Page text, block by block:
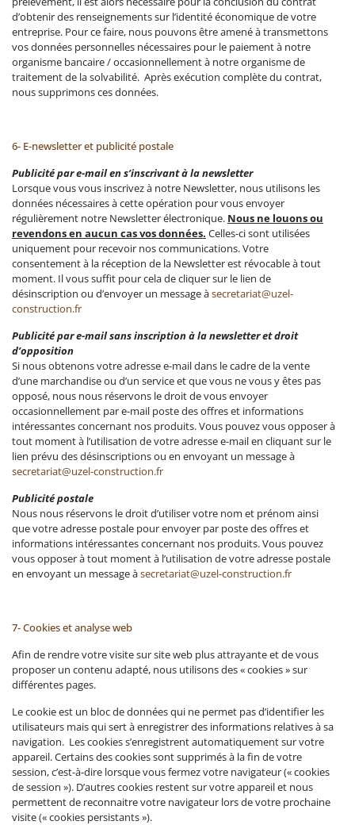
d’obtenir des renseignements sur l’identité économique de votre
entreprise. Pour ce faire, nous pouvons être amené à transmettons
vos données personnelles nécessaires pour le paiement à notre
organisme bancaire / occasionnellement à notre organisme de
traitement de la solvabilité. Après exécution complète du contrat,
nous supprimons ces données.
6- E-newsletter et publicité postale
Publicité par e-mail en s’inscrivant à la newsletter
Lorsque vous vous inscrivez à notre Newsletter, nous utilisons les
données nécessaires à cette opération pour vous envoyer
régulièrement notre Newsletter électronique. Nous ne louons ou
revendons en aucun cas vos données. Celles-ci sont utilisées
uniquement pour recevoir nos communications. Votre
consentement à la réception de la Newsletter est révocable à tout
moment. Il vous suffit pour cela de cliquer sur le lien de
désinscription ou d’envoyer un message àsecretariat@uzel-
construction.fr
Publicité par e-mail sans inscription à la newsletter et droit
d’opposition
Si nous obtenons votre adresse e-mail dans le cadre de la vente
d’une marchandise ou d’un service et que vous ne vous y êtes pas
opposé, nous nous réservons le droit de vous envoyer
occasionnellement par e-mail poste des offres et informations
intéressantes concernant nos produits. Vous pouvez vous opposer à
tout moment à l’utilisation de votre adresse e-mail en cliquant sur le
lien prévu des désinscriptions ou en envoyant un message à
secretariat@uzel-construction.fr
Publicité postale
Nous nous réservons le droit d’utiliser votre nom et prénom ainsi
que votre adresse postale pour envoyer par poste des offres et
informations intéressantes concernant nos produits. Vous pouvez
vous opposer à tout moment à l’utilisation de votre adresse postale
en envoyant un message àsecretariat@uzel-construction.fr
7- Cookies et analyse web
Afin de rendre votre visite sur site web plus attrayante et de vous
proposer un contenu adapté, nous utilisons des « cookies » sur
différentes pages.
Le cookie est un bloc de données qui ne permet pas d’identifier les
utilisateurs mais qui sert à enregistrer des informations relatives à sa
navigation. Les cookies s’enregistrent automatiquement sur votre
appareil. Certains des cookies sont supprimés à la fin de votre
session, c’est-à-dire lorsque vous fermez votre navigateur (« cookies
de session »). D’autres cookies restent sur votre appareil et nous
permettent de reconnaitre votre navigateur lors de votre prochaine
visite (« cookies persistants »).